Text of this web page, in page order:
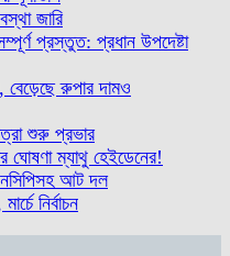
জারি
প্রস্তুত: প্রধান উপদেষ্টা
বেড়েছে রুপার দামও
শুরু প্রভার
ঘোষণা ম্যাথু হেইডেনের!
আট দল
নির্বাচন